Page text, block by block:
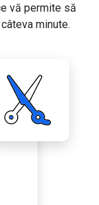
vă permite să
minute.